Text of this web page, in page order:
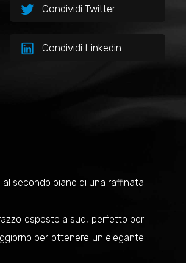
Condividi Twitter
Condividi Linkedin
secondo piano di una raffinata
esposto a sud, perfetto per
per ottenere un elegante